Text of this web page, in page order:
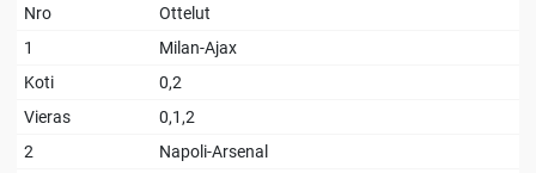
Nro
Ottelut
1
Milan-Ajax
Koti
0,2
Vieras
0,1,2
2
Napoli-Arsenal